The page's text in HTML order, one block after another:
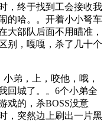
，终于找到工会接收我
的哈。。开着小小弩车
大部队后面不用瞄准，
别，嘎嘎，杀了几十个
弟，上，咬他，哦，
回城了。。6个小弟全
戏的，杀BOSS没意
，突然边上刷出一片黑